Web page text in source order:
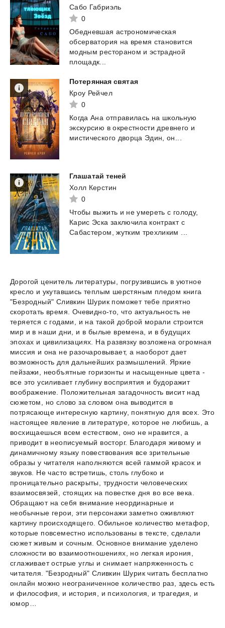
Сабо Габриэль
0
Обедневшая астрономическая
обсерватория на время становится
модным рестораном и эстрадной
площадк...
Потерянная святая
Кроу Рейчел
0
Когда Ана отправилась на школьную
экскурсию в окрестности древнего и
мистического дворца Эдин, он...
Глашатай теней
Холл Керстин
0
Чтобы выжить и не умереть с голоду,
Карис Эска заключила контракт с
Сабастером,
жутким трехликим
Дорогой ценитель литературы, погрузившись в уютное
кресло и укутавшись теплым шерстяным пледом книга
"Безродный" Сливкин Шурик поможет тебе приятно
скоротать время. Очевидно-то, что актуальность не
теряется с годами, и на такой доброй морали строится
мир и в наши дни, и в былые времена, и в будущих
эпохах и цивилизациях. На развязку возложена огромная
миссия и она не разочаровывает, а наоборот дает
возможность для дальнейших размышлений. Яркие
пейзажи, необъятные горизонты и насыщенные цвета -
все это усиливает глубину восприятия и будоражит
воображение. Положительная загадочность висит над
сюжетом, но слово за словом она выводится в
потрясающе интересную картину, понятную для всех. Это
настоящее явление в литературе, которое не любишь, а
восхищаешься всем естеством, оно не нравится, а
приводит в неописуемый восторг. Благодаря живому и
динамичному языку повествования все зрительные
образы у читателя наполняются всей гаммой красок и
звуков. Не часто встретишь, столь глубоко и
проницательно раскрыты, трудности человеческих
взаимосвязей, стоящих на повестке дня во все века.
Обращают на себя внимание неординарные и
необычные герои, эти персонажи заметно оживляют
картину происходящего. Обильное количество метафор,
которые повсеместно использованы в тексте, сделали
сюжет живым и сочным. Основное внимание уделено
сложности во взаимоотношениях, но легкая ирония,
сглаживает острые углы и снимает напряженность с
читателя. "Безродный" Сливкин Шурик читать бесплатно
онлайн можно неограниченное количество раз, здесь есть
и философия, и история, и психология, и трагедия, и
юмор…